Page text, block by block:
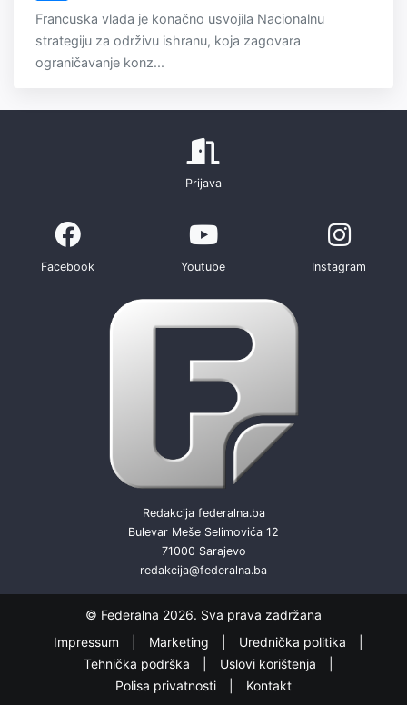
Francuska vlada je konačno usvojila Nacionalnu
strategiju za održivu ishranu, koja zagovara
ograničavanje konz...
Prijava
Facebook Youtube Instagram
Redakcija federalna.ba
Bulevar Meše Selimovića 12
71000 Sarajevo
redakcija@federalna.ba
© Federalna 2026. Sva prava zadržana
Impressum
Marketing
Urednička politika
Tehnička podrška
Uslovi korištenja
Polisa privatnosti
Kontakt